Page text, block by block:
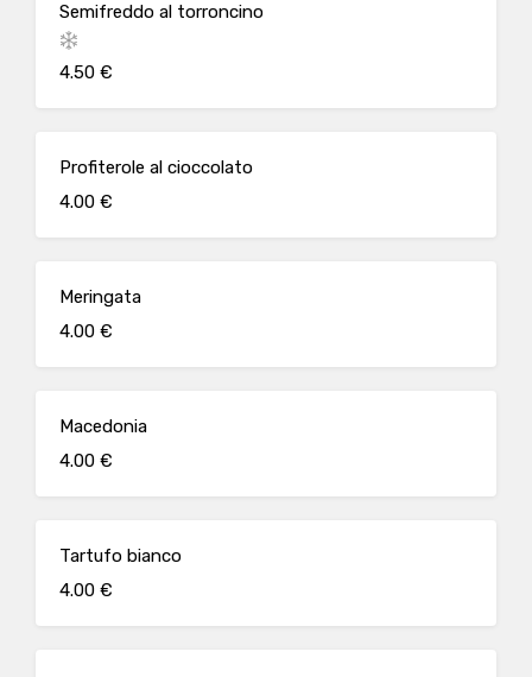
Semifreddo al torroncino
4.50 €
Profiterole al cioccolato
4.00 €
Meringata
4.00 €
Macedonia
4.00 €
Tartufo bianco
4.00 €